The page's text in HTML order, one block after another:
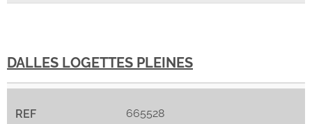
DALLES LOGETTES PLEINES
665528